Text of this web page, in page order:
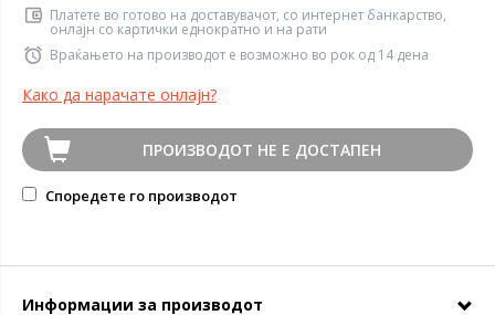
Платете во готово на доставувачот, со интернет банкарство,
онлајн со картички еднократно и на рати
Враќањето на производот е возможно во рок од 14 дена
Како да нарачате онлајн?
ПРОИЗВОДОТ НЕ Е ДОСТАПЕН
Споредете го производот
Информации за производот